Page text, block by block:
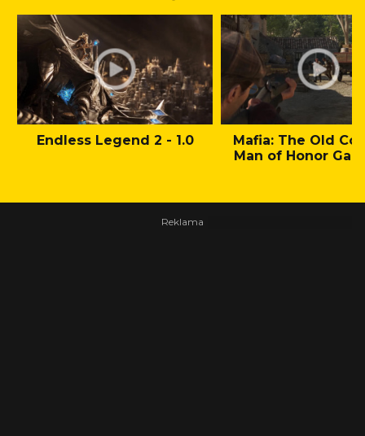
Endless Legend 2 - 1.0
Mafia: The Old
Man of Honor